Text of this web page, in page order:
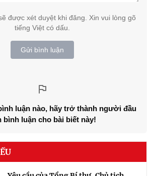
được xét duyệt khi đăng. Xin vui lòng gõ
tiếng Việt có dấu.
Gửi bình luận
luận nào, hãy trở thành người đầu
bình luận cho bài biết này!